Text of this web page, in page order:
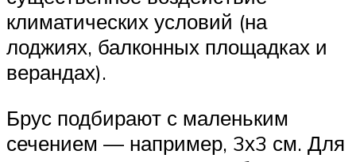
климатических условий (на
лоджиях, балконных площадках и
верандах).
Брус подбирают с маленьким
сечением — например, 3х3 см. Для